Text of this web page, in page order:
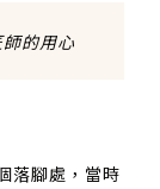
的用心
落腳處，當時